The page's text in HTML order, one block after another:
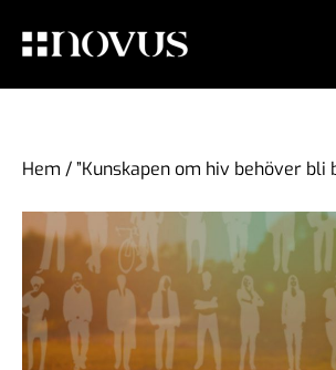
Hem /”Kunskapen om hiv behöver bli